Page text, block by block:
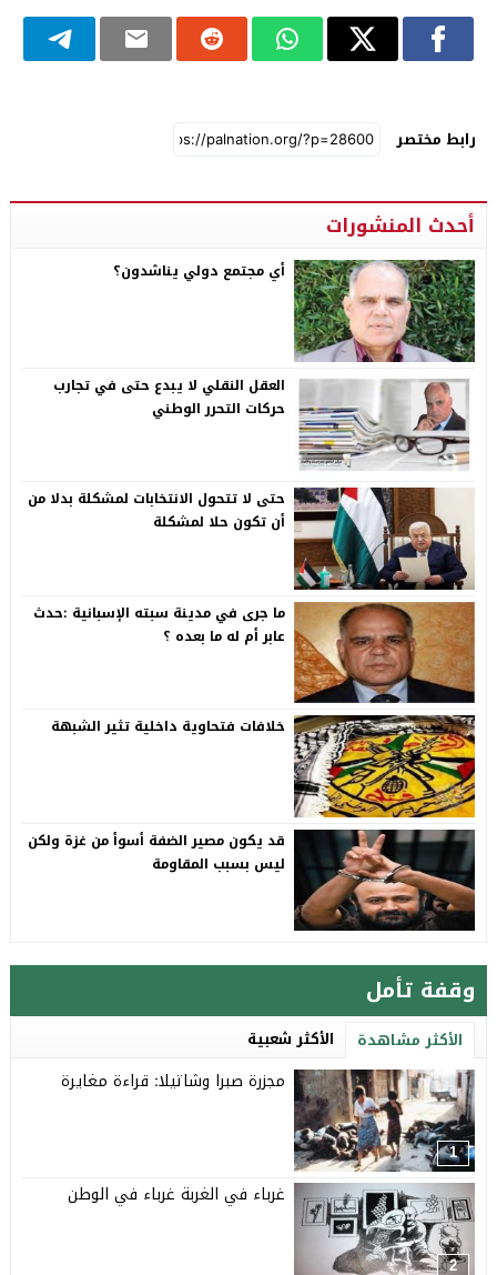
رابط مختصر
أحدث المنشورات
أي مجتمع دولي يناشدون؟
العقل النقلي لا يبدع حتى في تجارب
حركات التحرر الوطني
حتى لا تتحول الانتخابات لمشكلة بدلا من
أن تكون حلا لمشكلة
ما جرى في مدينة سبته الإسبانية :حدث
عابر أم له ما بعده ؟
خلافات فتحاوية داخلية تثير الشبهة
قد يكون مصير الضفة أسوأ من غزة ولكن
ليس بسبب المقاومة
وقفة تأمل
الأكثر مشاهدة الأكثر شعبية
1
مجزرة صبرا وشاتيلا: قراءة مغايرة
2
غرباء في الغربة غرباء في الوطن